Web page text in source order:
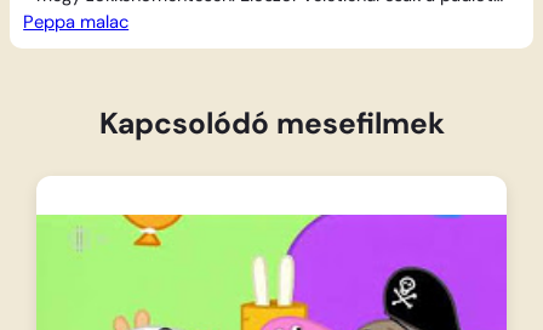
sikerül rögzítenie, majd Peppa és Zsoli vidám menetelését
veszi fel. A móka akkor hág a tetőfokára, amikor
Peppa malac
Kapcsolódó mesefilmek